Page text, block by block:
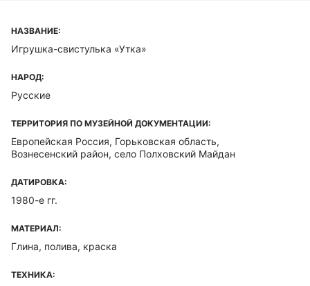
НАЗВАНИЕ:
Игрушка-свистулька «Утка»
НАРОД:
Русские
ТЕРРИТОРИЯ ПО МУЗЕЙНОЙ ДОКУМЕНТАЦИИ:
Европейская Россия, Горьковская область,
Вознесенский район, село Полховский Майдан
ДАТИРОВКА:
1980-е гг.
МАТЕРИАЛ:
Глина, полива, краска
ТЕХНИКА: